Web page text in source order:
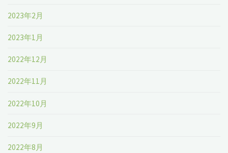
2023年2月
2023年1月
2022年12月
2022年11月
2022年10月
2022年9月
2022年8月